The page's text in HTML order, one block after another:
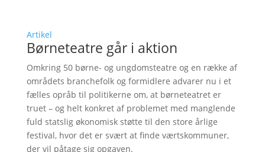
Artikel
Børneteatre går i aktion
Omkring 50 børne- og ungdomsteatre og en række af
områdets branchefolk og formidlere advarer nu i et
fælles opråb til politikerne om, at børneteatret er
truet – og helt konkret af problemet med manglende
fuld statslig økonomisk støtte til den store årlige
festival, hvor det er svært at finde værtskommuner,
der vil påtage sig opgaven.